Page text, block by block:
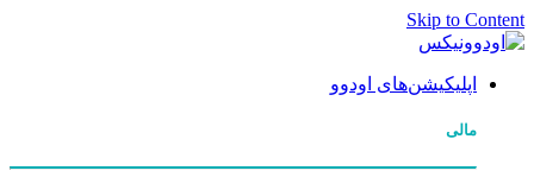
Skip to Content
اپلیکیشن‌های اودوو
مالی